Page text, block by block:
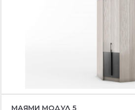
МАЯМИ МОДУЛ 5